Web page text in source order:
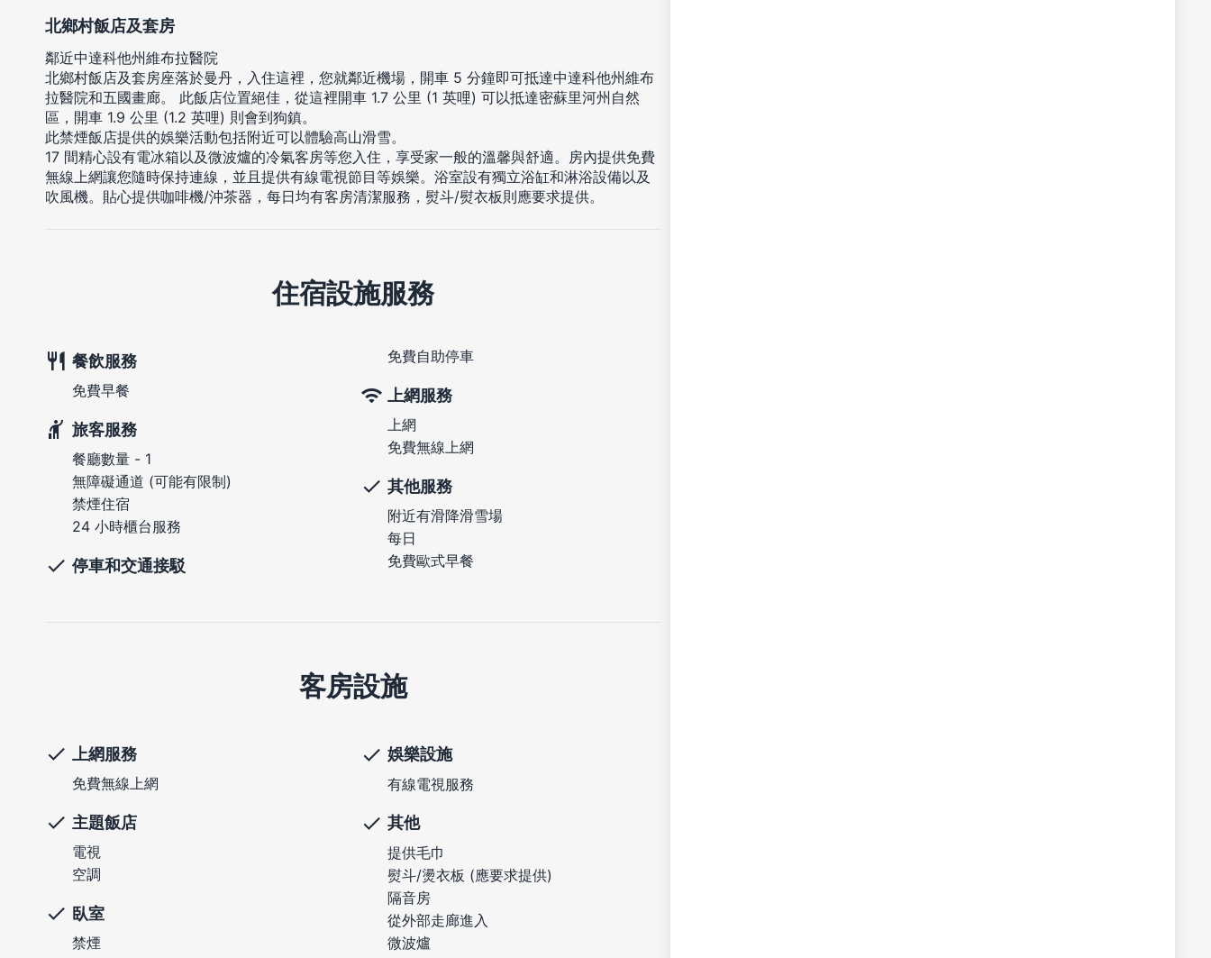
北鄉村飯店及套房
鄰近中達科他州維布拉醫院
北鄉村飯店及套房座落於曼丹，入住這裡，您就鄰近機場，開車 5 分鐘即可抵達中達科他州維布
拉醫院和五國畫廊。 此飯店位置絕佳，從這裡開車 1.7 公里 (1 英哩) 可以抵達密蘇里河州自然
區，開車 1.9 公里 (1.2 英哩) 則會到狗鎮。
此禁煙飯店提供的娛樂活動包括附近可以體驗高山滑雪。
17 間精心設有電冰箱以及微波爐的冷氣客房等您入住，享受家一般的溫馨與舒適。房內提供免費
無線上網讓您隨時保持連線，並且提供有線電視節目等娛樂。浴室設有獨立浴缸和淋浴設備以及
吹風機。貼心提供咖啡機/沖茶器，每日均有客房清潔服務，熨斗/熨衣板則應要求提供。
住宿設施服務
餐飲服務
免費早餐
旅客服務
餐廳數量 - 1
無障礙通道 (可能有限制)
禁煙住宿
24 小時櫃台服務
停車和交通接駁
免費自助停車
上網服務
上網
免費無線上網
其他服務
附近有滑降滑雪場
每日
免費歐式早餐
客房設施
上網服務
免費無線上網
主題飯店
電視
空調
臥室
禁煙
娛樂設施
有線電視服務
其他
提供毛巾
熨斗/燙衣板 (應要求提供)
隔音房
從外部走廊進入
微波爐